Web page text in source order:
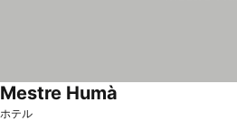
ホテル
Mestre Humà